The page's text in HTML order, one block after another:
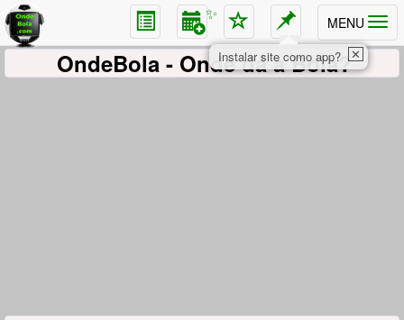
MENU
✨
OndeBola - Onde dá a Bola?✕
Instalar site como app?